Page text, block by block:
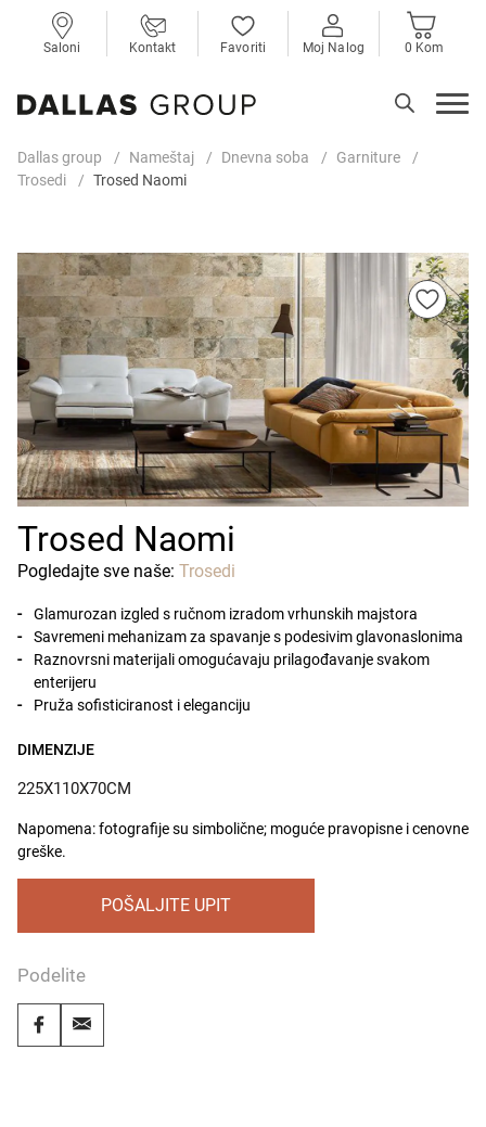
Saloni Kontakt Favoriti Moj Nalog 0 Kom
Dallas group Nameštaj Dnevna soba
Garniture
Trosedi
Trosed Naomi
Trosed Naomi
Pogledajte sve naše: Trosedi
Glamurozan izgled s ručnom izradom vrhunskih majstora
Savremeni mehanizam za spavanje s podesivim glavonaslonima
Raznovrsni materijali omogućavaju prilagođavanje svakom
enterijeru
Pruža sofisticiranost i eleganciju
DIMENZIJE
225X110X70CM
Napomena: fotografije su simbolične; moguće pravopisne i cenovne
greške.
POŠALJITE UPIT
Podelite